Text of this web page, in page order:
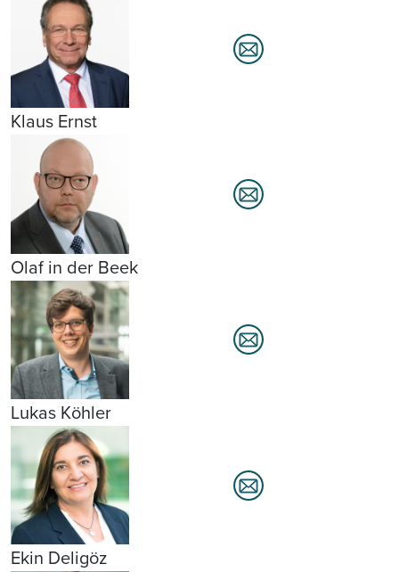
Klaus Ernst
Olaf in der Beek
Lukas Köhler
Ekin Deligöz